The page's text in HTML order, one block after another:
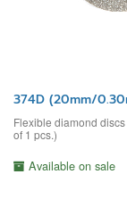
374D (20mm/
Flexible diamond
of 1 pcs.)
Available on sale